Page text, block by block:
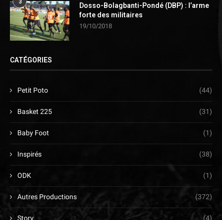
3
Dosso-Bolagbanti-Pondé (DBP) : l’arme
forte des militaires
19/10/2018
CATÉGORIES
Petit Poto (44)
Basket 225 (31)
Baby Foot (1)
Inspirés (38)
ODK (1)
Autres Productions (372)
Story (4)